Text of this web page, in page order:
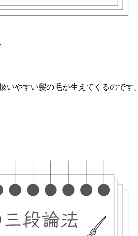
やすい髪の毛が生えてくるのです。